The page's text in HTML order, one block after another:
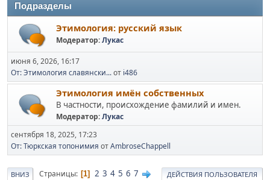
Подразделы
Этимология: русский язык
Модератор:Лукас
июня 6, 2026, 16:17
От: Этимология славянски...от i486
Этимология имён собственных
В частности, происхождение фамилий и имен.
Модератор:Лукас
сентября 18, 2025, 17:23
От: Тюркская топонимия отAmbroseChappell
ВНИЗ Страницы 1 2 3 4 5 6 7 ДЕЙСТВИЯ ПОЛЬЗОВАТЕЛЯ